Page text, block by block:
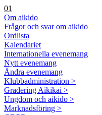
01
Om aikido
Frågor och svar om aikido
Ordlista
Kalendariet
Internationella evenemang
Nytt evenemang
Ändra evenemang
Klubbadministration >
Gradering Aikikai >
Ungdom och aikido >
Marknadsföring >